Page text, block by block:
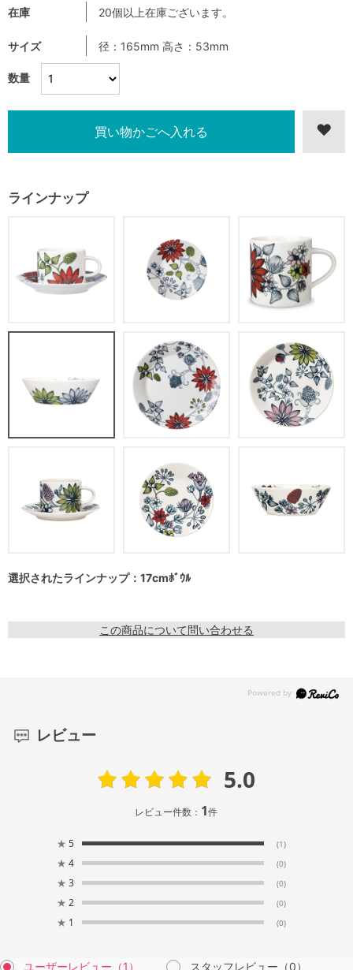
数量
在庫 20個以上在庫ございます。
サイズ 径：165mm 高さ：53mm
ラインナップ
選択されたラインナップ：17cmﾎﾞｳﾙ
この商品について問い合わせる
レビュー
5.0
レビュー件数： 1件
★ 5 (1)
★ 4 (0)
★ 3 (0)
★ 2 (0)
★ 1 (0)
ユーザーレビュー （1） スタッフレビュー （0）